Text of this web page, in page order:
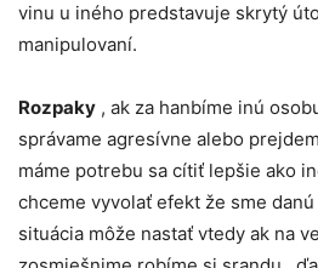
vinu u iného predstavuje skrytý
manipulovaní.
Rozpaky , ak za hanbíme inú
správame agresívne alebo
máme potrebu sa cítiť lepšie ako
chceme vyvolať efekt že sme
situácia môže nastať vtedy ak na